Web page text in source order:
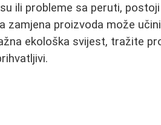
ili probleme sa peruti,
zamjena proizvoda može
ekološka svijest, tražite